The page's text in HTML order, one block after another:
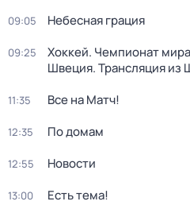
09:05 Небесная грация
09:25
Хоккей. Чемпионат
Швеция. Трансляция из
11:35 Все на Матч!
12:35 По домам
12:55 Новости
13:00 Есть тема!